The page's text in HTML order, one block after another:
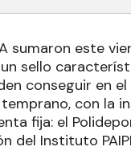
sumaron este
sello
conseguir en
con la
fija: el
del Instituto